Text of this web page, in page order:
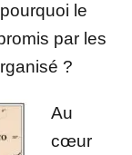
le
par les
?
Au
cœur